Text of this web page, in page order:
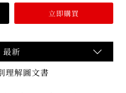
最新
理解圖文書